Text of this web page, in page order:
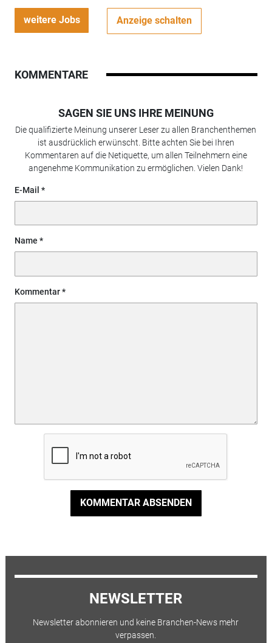
weitere Jobs Anzeige schalten
KOMMENTARE
SAGEN SIE UNS IHRE MEINUNG
Die qualifizierte Meinung unserer Leser zu allen Branchenthemen
ist ausdrücklich erwünscht. Bitte achten Sie bei Ihren
Kommentaren auf die Netiquette, um allen Teilnehmern eine
angenehme Kommunikation zu ermöglichen. Vielen Dank!
E-Mail
Name
Kommentar
KOMMENTAR ABSENDEN
NEWSLETTER
Newsletter abonnieren und keine Branchen-News mehr
verpassen.